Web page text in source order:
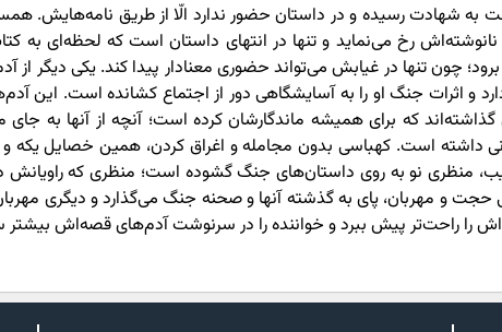
به شهادت رسیده و در داستان حضور ندارد الّا از طریق نامه‌هایش.
رخ می‌نماید و تنها در انتهای داستان است که لحظه‌ای به
چون تنها در غیابش می‌تواند حضوری معنادار پیدا کند. یکی دیگر از
و اثرات جنگ او را به آسایشگاهی دور از اجتماع کشانده است. این
که برای همیشه ماندگارشان کرده است؛ آنچه از آنها به جای
داشته است. کهباسی بدون مجامله و اغراق کردن، همین خصایل یکه و
منظری نو به روی داستان‌های جنگ گشوده است؛ منظری که راویانش
و مهربان، پای به گذشته آنها و صحنه جنگ می‌گذارد و دیگری
را راحت‌تر پیش ببرد و خواننده را در سرنوشت آدم‌های قصه‌اش